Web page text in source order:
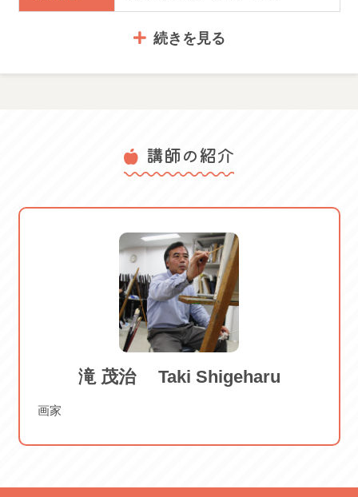
＃水彩画 ＃美術 ＃2026新春
続きを見る
講師の紹介
滝 茂治 Taki Shigeharu
画家